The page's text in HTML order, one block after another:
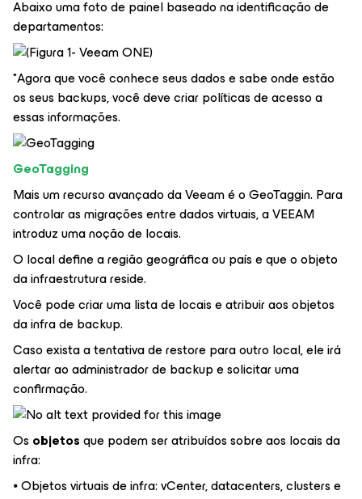
Abaixo uma foto de painel baseado na identificação de
departamentos:
*Agora que você conhece seus dados e sabe onde estão
os seus backups, você deve criar políticas de acesso a
essas informações.
GeoTagging
Mais um recurso avançado da Veeam é o GeoTaggin. Para
controlar as migrações entre dados virtuais, a VEEAM
introduz uma noção de locais.
O local define a região geográfica ou país e que o objeto
da infraestrutura reside.
Você pode criar uma lista de locais e atribuir aos objetos
da infra de backup.
Caso exista a tentativa de restore para outro local, ele irá
alertar ao administrador de backup e solicitar uma
confirmação.
Os objetosque podem ser atribuídos sobre aos locais da
infra:
⦁ Objetos virtuais de infra: vCenter, datacenters, clusters e